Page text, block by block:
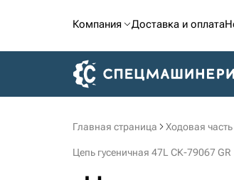
Компания Доставка и оплата
Главная страница Ходовая
Цепь гусеничная 47L СК-79067 GR